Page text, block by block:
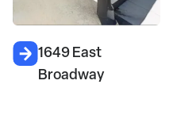
1649 East
Broadway